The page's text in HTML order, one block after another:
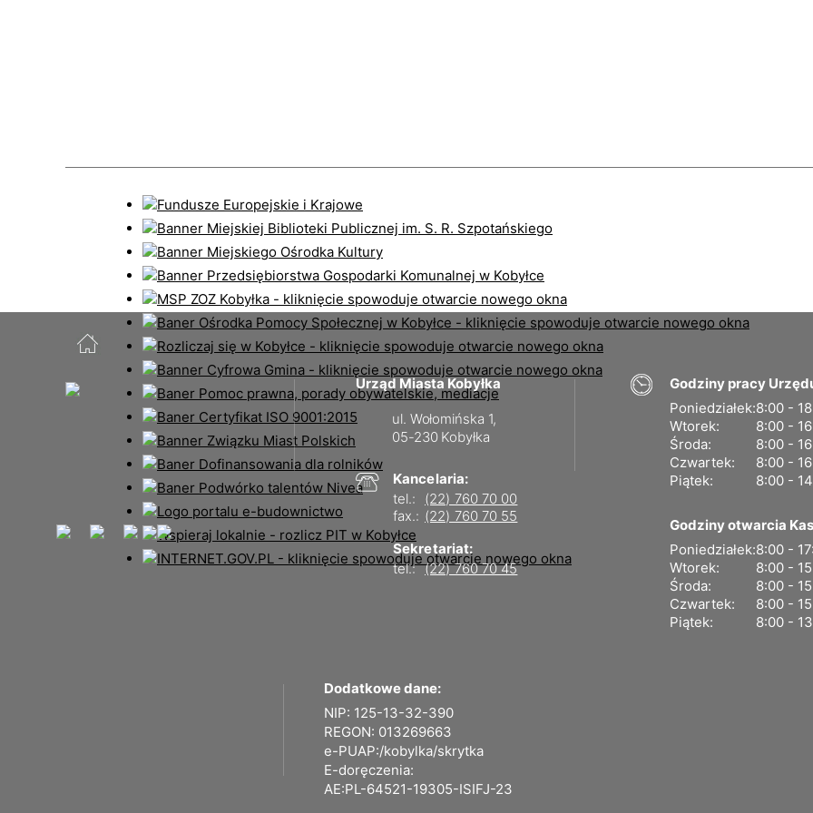
Urząd Miasta Kobyłka
ul. Wołomińska 1,
05-230 Kobyłka
Kancelaria:
tel.:
(22) 760 70 00
fax.: (22) 760 70 55
Sekretariat:
tel.: (22) 760 70 45
Godziny pracy
Poniedziałek:8:00 -
Wtorek:
8:00 -
Środa:
8:00 -
Czwartek:
8:00 -
Piątek:
8:00 -
Godziny otwarcia
Poniedziałek:8:00 -
Wtorek:
8:00 -
Środa:
8:00 -
Czwartek:
8:00 -
Piątek:
8:00 -
Dodatkowe dane:
NIP: 125-13-32-390
REGON: 013269663
e-PUAP:/kobylka/skrytka
E-doręczenia:
AE:PL-64521-19305-ISIFJ-23